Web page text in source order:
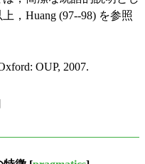
，Huang (97--98) を参照
OUP, 2007.